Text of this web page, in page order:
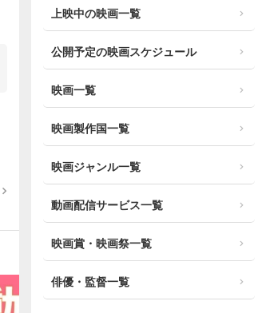
上映中の映画一覧
公開予定の映画スケジュール
映画一覧
映画製作国一覧
映画ジャンル一覧
動画配信サービス一覧
映画賞・映画祭一覧
俳優・監督一覧